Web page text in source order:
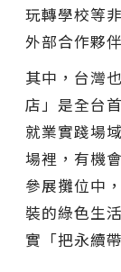
玩轉學校等
外部合作夥
其中，台灣
店」是全台
就業實踐場
場裡，有機
參展攤位中
裝的綠色生
實「把永續